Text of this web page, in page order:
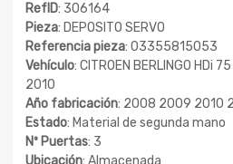
RefID: 306164
Pieza: DEPOSITO SERVO
Referencia pieza: 03355815053
Vehículo: CITROEN BERLINGO HDi
2010
Año fabricación: 2008 2009 2010
Estado: Material de segunda mano
Nº Puertas: 3